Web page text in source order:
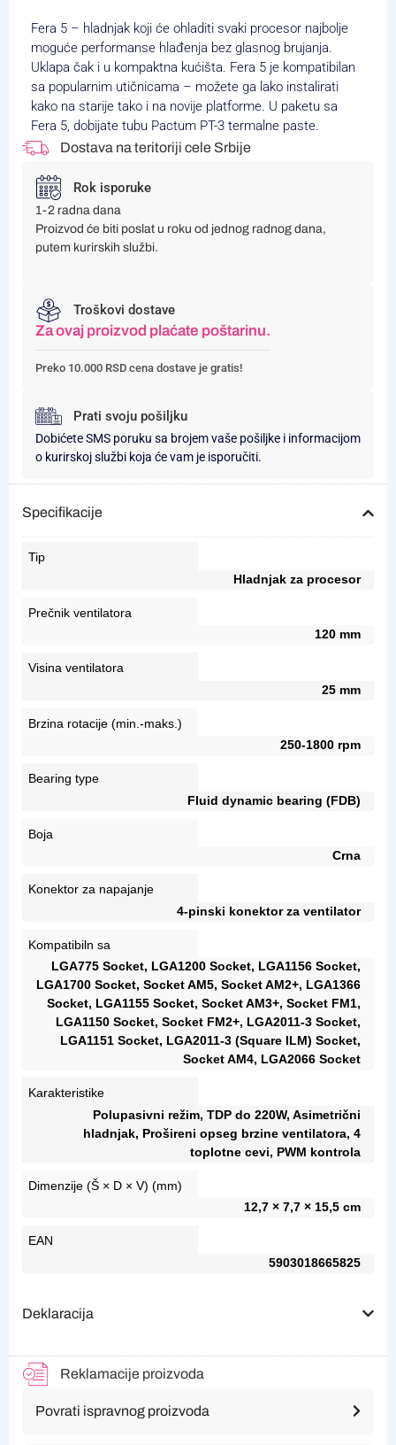
Fera 5 – hladnjak koji će ohladiti svaki procesor najbolje
moguće performanse hlađenja bez glasnog brujanja.
Uklapa čak i u kompaktna kućišta. Fera 5 je kompatibilan
sa popularnim utičnicama – možete ga lako instalirati
kako na starije tako i na novije platforme. U paketu sa
Fera 5, dobijate tubu Pactum PT-3 termalne paste.
Dostava na teritoriji cele Srbije
Rok isporuke
1-2 radna dana
Proizvod će biti poslat u roku od jednog radnog dana,
putem kurirskih službi.
Troškovi dostave
Za ovaj proizvod plaćate poštarinu.
Preko 10.000 RSD cena dostave je gratis!
Prati svoju pošiljku
Dobićete SMS poruku sa brojem vaše pošiljke i informacijom
o kurirskoj službi koja će vam je isporučiti.
Specifikacije
Tip
Hladnjak za procesor
Prečnik ventilatora
120 mm
Visina ventilatora
25 mm
Brzina rotacije (min.-maks.)
250-1800 rpm
Bearing type
Fluid dynamic bearing (FDB)
Boja
Crna
Konektor za napajanje
4-pinski konektor za ventilator
Kompatibiln sa
LGA775 Socket, LGA1200 Socket, LGA1156 Socket,
LGA1700 Socket, Socket AM5, Socket AM2+, LGA1366
Socket, LGA1155 Socket, Socket AM3+, Socket FM1,
LGA1150 Socket, Socket FM2+, LGA2011-3 Socket,
LGA1151 Socket, LGA2011-3 (Square ILM) Socket,
Socket AM4, LGA2066 Socket
Karakteristike
Polupasivni režim, TDP do 220W, Asimetrični
hladnjak, Prošireni opseg brzine ventilatora, 4
toplotne cevi, PWM kontrola
Dimenzije (Š × D × V) (mm)
12,7 × 7,7 × 15,5 cm
EAN
5903018665825
Deklaracija
Reklamacije proizvoda
Povrati ispravnog proizvoda